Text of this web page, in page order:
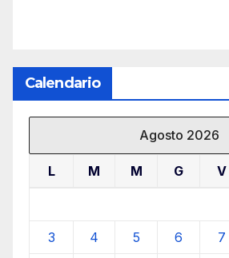
Calendario
Agosto 2026
L M M G V
3 4 5 6 7